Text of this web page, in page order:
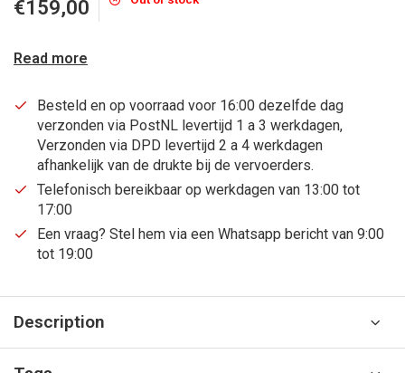
€159,00
Read more
Besteld en op voorraad voor 16:00 dezelfde dag
verzonden via PostNL levertijd 1 a 3 werkdagen,
Verzonden via DPD levertijd 2 a 4 werkdagen
afhankelijk van de drukte bij de vervoerders.
Telefonisch bereikbaar op werkdagen van 13:00 tot
17:00
Een vraag? Stel hem via een Whatsapp bericht van 9:00
tot 19:00
Description